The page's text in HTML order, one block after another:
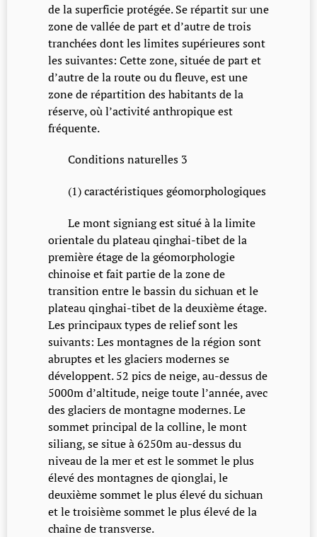
de la superficie protégée. Se répartit sur une
zone de vallée de part et d’autre de trois
tranchées dont les limites supérieures sont
les suivantes: Cette zone, située de part et
d’autre de la route ou du fleuve, est une
zone de répartition des habitants de la
réserve, où l’activité anthropique est
fréquente.
Conditions naturelles 3
(1) caractéristiques géomorphologiques
Le mont signiang est situé à la limite
orientale du plateau qinghai-tibet de la
première étage de la géomorphologie
chinoise et fait partie de la zone de
transition entre le bassin du sichuan et le
plateau qinghai-tibet de la deuxième étage.
Les principaux types de relief sont les
suivants: Les montagnes de la région sont
abruptes et les glaciers modernes se
développent. 52 pics de neige, au-dessus de
5000m d’altitude, neige toute l’année, avec
des glaciers de montagne modernes. Le
sommet principal de la colline, le mont
siliang, se situe à 6250m au-dessus du
niveau de la mer et est le sommet le plus
élevé des montagnes de qionglai, le
deuxième sommet le plus élevé du sichuan
et le troisième sommet le plus élevé de la
chaîne de transverse.